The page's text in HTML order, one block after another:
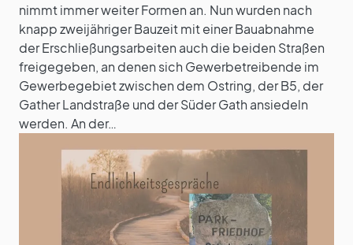
nimmt immer weiter Formen an. Nun wurden nach
knapp zweijähriger Bauzeit mit einer Bauabnahme
der Erschließungsarbeiten auch die beiden Straßen
freigegeben, an denen sich Gewerbetreibende im
Gewerbegebiet zwischen dem Ostring, der B5, der
Gather Landstraße und der Süder Gath ansiedeln
werden. An der…